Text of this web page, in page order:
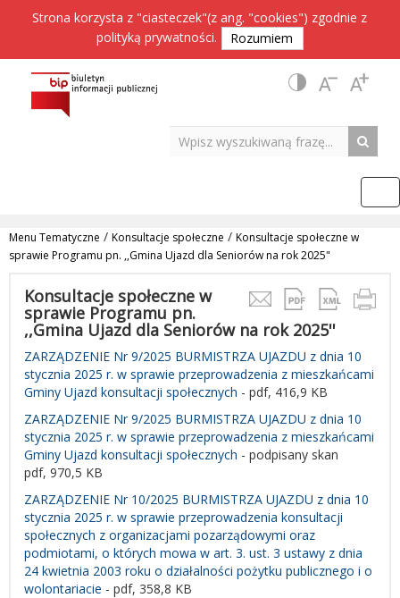
Strona korzysta z "ciasteczek"(z ang. "cookies") zgodnie z
polityką prywatności. Rozumiem
Menu Tematyczne / Konsultacje społeczne / Konsultacje społeczne w
sprawie Programu pn. ,,Gmina Ujazd dla Seniorów na rok 2025"
Konsultacje społeczne w
sprawie Programu pn.
,,Gmina Ujazd dla Seniorów na rok 2025''
ZARZĄDZENIE Nr 9/2025 BURMISTRZA UJAZDU z dnia 10
stycznia 2025 r. w sprawie przeprowadzenia z mieszkańcami
Gminy Ujazd konsultacji społecznych - pdf, 416,9 KB
ZARZĄDZENIE Nr 9/2025 BURMISTRZA UJAZDU z dnia 10
stycznia 2025 r. w sprawie przeprowadzenia z mieszkańcami
Gminy Ujazd konsultacji społecznych - podpisany skan
pdf, 970,5 KB
ZARZĄDZENIE Nr 10/2025 BURMISTRZA UJAZDU z dnia 10
stycznia 2025 r. w sprawie przeprowadzenia konsultacji
społecznych z organizacjami pozarządowymi oraz
podmiotami, o których mowa w art. 3. ust. 3 ustawy z dnia
24 kwietnia 2003 roku o działalności pożytku publicznego i o
wolontariacie - pdf, 358,8 KB